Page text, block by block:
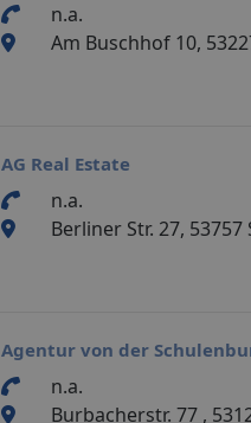
n.a.
Am Buschhof 10,
AG Real Estate
n.a.
Berliner Str. 27,
Agentur von der
n.a.
Burbacherstr. 77 ,